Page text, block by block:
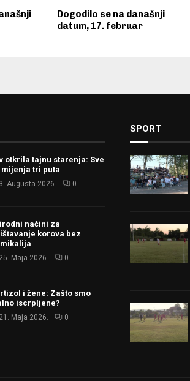
Dogodilo se na današnji
datum, 17. februar
otkrila tajnu starenja: Sve
mijenja tri puta
3. Augusta 2026. 0
načini za
korova bez
25. Maja 2026. 0
i žene: Zašto smo
iscrpljene?
21. Maja 2026. 0
SPORT